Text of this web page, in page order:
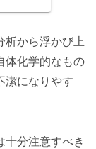
析から浮かび上
体化学的なもの
潔になりやす
十分注意すべき